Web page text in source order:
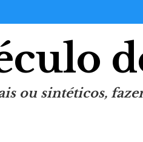
ou sintéticos,